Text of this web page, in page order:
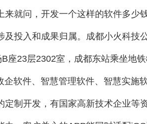
就问，开发一个这样的软件多少
及投入和成果归属。成都小火科技
座23层2302室，成都东站乘坐地
软件、智慧管理软件、智慧实施
定制开发，有国家高新技术企业等